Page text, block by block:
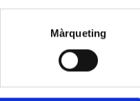
Màrqueting